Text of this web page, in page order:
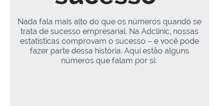
Nada fala mais alto do que os números quando se
trata de sucesso empresarial. Na Adclinic, nossas
estatísticas comprovam o sucesso – e você pode
fazer parte dessa história. Aqui estão alguns
números que falam por si: